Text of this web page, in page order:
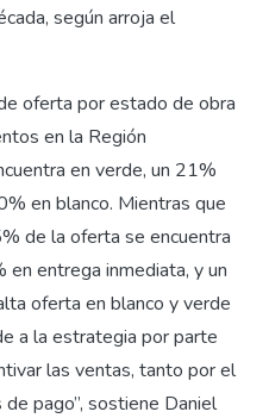
según arroja el
oferta por estado de obra
en la Región
en verde, un 21%
en blanco. Mientras que
de la oferta se encuentra
entrega inmediata, y un
oferta en blanco y verde
a la estrategia por parte
las ventas, tanto por el
pago”, sostiene Daniel